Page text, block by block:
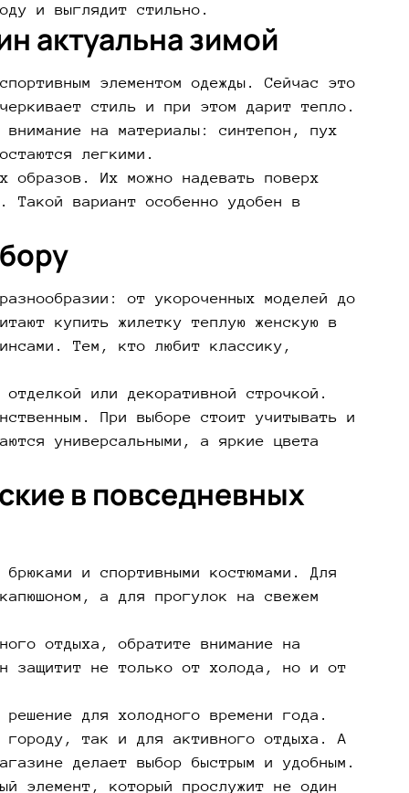
и выглядит стильно.
актуальна зимой
элементом одежды. Сейчас это
стиль и при этом дарит тепло.
на материалы: синтепон, пух
легкими.
образов. Их можно надевать поверх
Такой вариант особенно удобен в
от укороченных моделей до
купить жилетку теплую женскую в
Тем, кто любит классику,
или декоративной строчкой.
При выборе стоит учитывать и
универсальными, а яркие цвета
в повседневных
и спортивными костюмами. Для
а для прогулок на свежем
отдыха, обратите внимание на
защитит не только от холода, но и от
для холодного времени года.
городу, так и для активного отдыха. А
делает выбор быстрым и удобным.
элемент, который прослужит не один